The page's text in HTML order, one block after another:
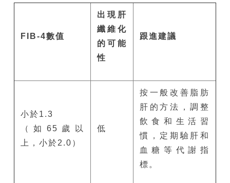
FIB-4數值
出現肝
纖維化
的可能
性
跟進建議
小於1.3
（如65歲以
上，小於2.0）
低
按一般改善脂肪
肝的方法，調整
飲食和生活習
慣，定期驗肝和
血糖等代謝指
標。